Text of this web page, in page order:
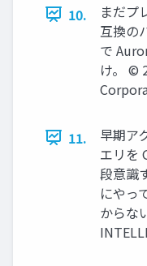
10.
まだプ
互換の
で
け。 ©
11.
早期ア
エリを
段意識
にやっ
からな